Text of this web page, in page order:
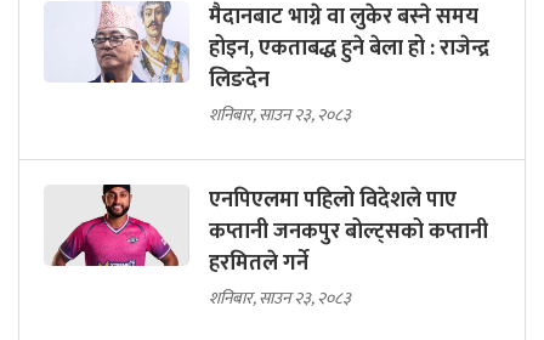
मैदानबाट भाग्ने वा लुकेर बस्ने समय
होइन, एकताबद्ध हुने बेला हो : राजेन्द्र
लिङदेन
शनिबार, साउन २३, २०८३
एनपिएलमा पहिलो विदेशले पाए
कप्तानी जनकपुर बोल्ट्सको कप्तानी
हरमितले गर्ने
शनिबार, साउन २३, २०८३